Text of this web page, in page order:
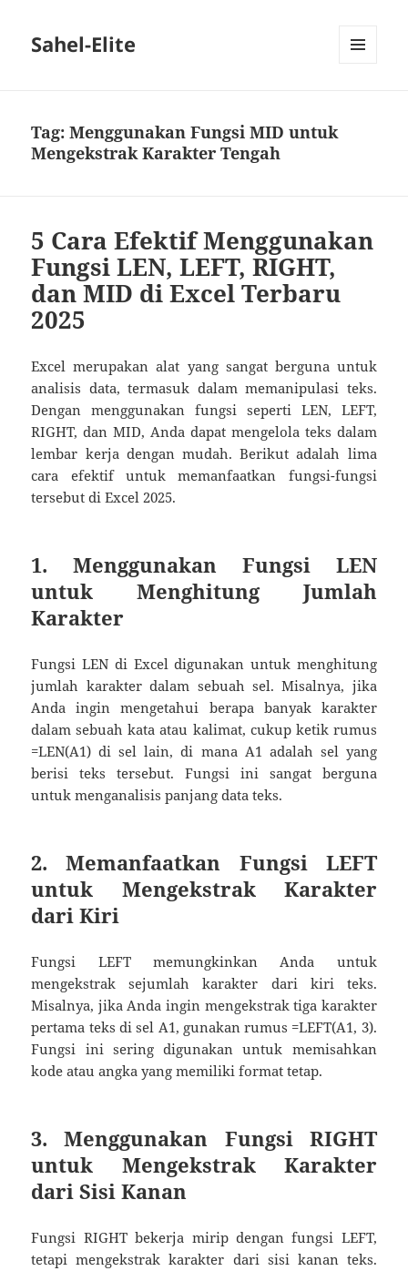
Sahel-Elite
Tag:Menggunakan Fungsi MID untuk
Mengekstrak Karakter Tengah
5 Cara Efektif Menggunakan
Fungsi LEN, LEFT, RIGHT,
dan MID di Excel Terbaru
2025
Excel merupakan alat yang sangat berguna untuk
analisis data, termasuk dalam memanipulasi teks.
Dengan menggunakan fungsi seperti LEN, LEFT,
RIGHT, dan MID, Anda dapat mengelola teks dalam
lembar kerja dengan mudah. ​​Berikut adalah lima
cara efektif untuk memanfaatkan fungsi-fungsi
tersebut di Excel 2025.
1. Menggunakan Fungsi LEN
untuk Menghitung Jumlah
Karakter
Fungsi LEN di Excel digunakan untuk menghitung
jumlah karakter dalam sebuah sel. Misalnya, jika
Anda ingin mengetahui berapa banyak karakter
dalam sebuah kata atau kalimat, cukup ketik rumus
=LEN(A1) di sel lain, di mana A1 adalah sel yang
berisi teks tersebut. Fungsi ini sangat berguna
untuk menganalisis panjang data teks.
2. Memanfaatkan Fungsi LEFT
untuk Mengekstrak Karakter
dari Kiri
Fungsi LEFT memungkinkan Anda untuk
mengekstrak sejumlah karakter dari kiri teks.
Misalnya, jika Anda ingin mengekstrak tiga karakter
pertama teks di sel A1, gunakan rumus =LEFT(A1, 3).
Fungsi ini sering digunakan untuk memisahkan
kode atau angka yang memiliki format tetap.
3. Menggunakan Fungsi RIGHT
untuk Mengekstrak Karakter
dari Sisi Kanan
Fungsi RIGHT bekerja mirip dengan fungsi LEFT,
tetapi mengekstrak karakter dari sisi kanan teks.